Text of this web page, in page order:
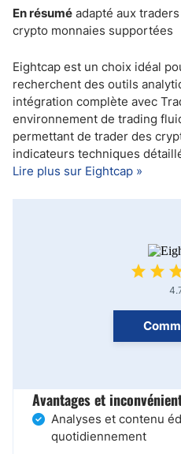
En résumé adapté aux
crypto monnaies supportées
Eightcap est un choix idéal
recherchent des outils
intégration complète avec
environnement de trading
permettant de trader des
indicateurs techniques
Lire plus sur Eightcap »
Avantages et
Analyses et contenu
quotidiennement